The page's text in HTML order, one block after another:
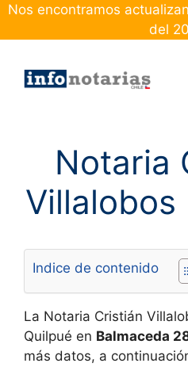
Skip
Nos encontramos
del
Notaria
Villalobos
Indice de contenido
La Notaria Cristián
Quilpué en Balmaceda
más datos, a